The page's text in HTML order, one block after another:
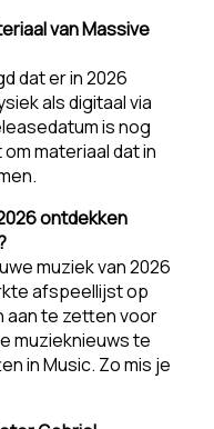
van Massive
dat er in 2026
als digitaal via
is nog
materiaal dat in
ontdekken
muziek van 2026
afspeellijst op
aan te zetten voor
muzieknieuws te
in Music. Zo mis je